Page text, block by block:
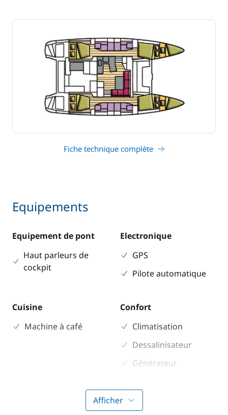
Fiche technique complète
Equipements
Equipement de pont
Haut parleurs de
cockpit
Electronique
GPS
Pilote automatique
Cuisine
Machine à café
Confort
Climatisation
Dessalinisateur
Générateur
Afficher